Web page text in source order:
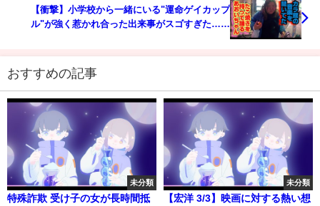
【衝撃】小学校から一緒にいる"運命ゲイカップ
ル"が強く惹かれ合った出来事がスゴすぎた…！
おすすめの記事
未分類
特殊詐欺 受け子の女が長時間抵
未分類
【宏洋 3/3】映画に対する熱い想